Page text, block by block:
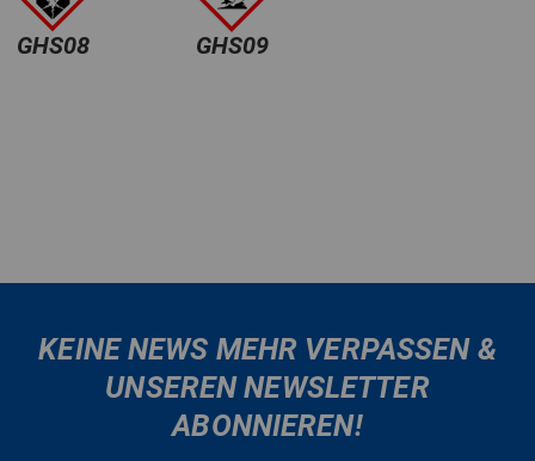
GHS08 GHS09
KEINE NEWS MEHR VERPASSEN &
UNSEREN NEWSLETTER
ABONNIEREN!